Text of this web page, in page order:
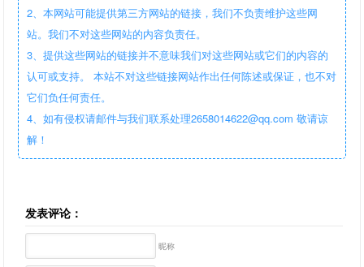
2、本网站可能提供第三方网站的链接，我们不负责维护这些网
站。我们不对这些网站的内容负责任。
3、提供这些网站的链接并不意味我们对这些网站或它们的内容的
认可或支持。 本站不对这些链接网站作出任何陈述或保证，也不对
它们负任何责任。
4、如有侵权请邮件与我们联系处理2658014622@qq.com 敬请谅
解！
发表评论：
昵称